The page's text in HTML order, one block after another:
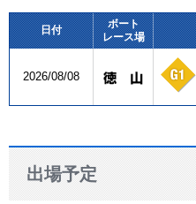
日付
ボート
レース場
2026/08/08
出場予定